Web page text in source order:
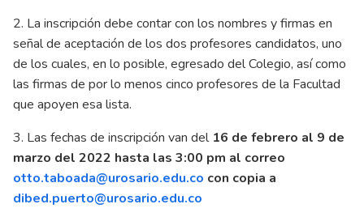
2. La inscripción debe contar con los nombres y firmas en
señal de aceptación de los dos profesores candidatos, uno
de los cuales, en lo posible, egresado del Colegio, así como
las firmas de por lo menos cinco profesores de la Facultad
que apoyen esa lista.
3. Las fechas de inscripción van del 16 de febrero al 9 de
marzo del 2022 hasta las 3:00 pm al correo
otto.taboada@urosario.edu.co con copia a
dibed.puerto@urosario.edu.co